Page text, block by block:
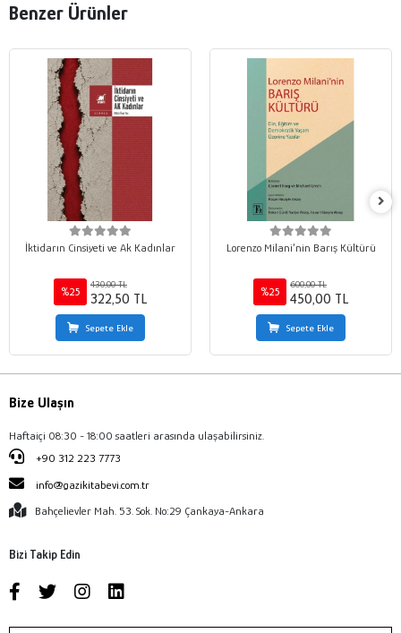
Benzer Ürünler
İktidarın Cinsiyeti ve Ak Kadınlar
%25
430,00 TL
322,50 TL
Sepete Ekle
Lorenzo Milani’nin Barış Kültürü
%25
600,00 TL
450,00 TL
Sepete Ekle
Bize Ulaşın
Haftaiçi 08:30 - 18:00 saatleri arasında ulaşabilirsiniz.
+90 312 223 7773
info@gazikitabevi.com.tr
Bahçelievler Mah. 53. Sok. No:29 Çankaya-Ankara
Bizi Takip Edin